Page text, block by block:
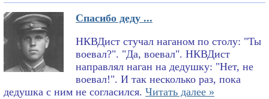
Спасибо деду ...
НКВДист стучал наганом по столу: "Ты
воевал?". "Да, воевал". НКВДист
направлял наган на дедушку: "Нет, не
воевал!". И так несколько раз, пока
дедушка с ним не согласился. Читать далее »